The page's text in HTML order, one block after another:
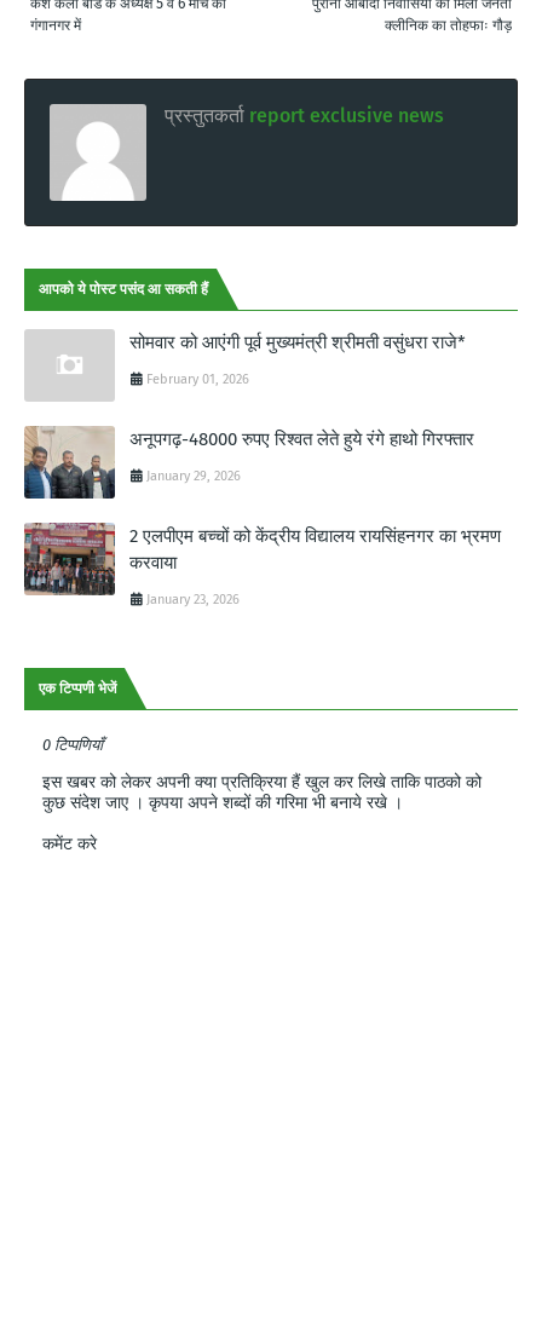
क्लीनिक का तोहफाः गौड़
गंगानगर में
प्रस्तुतकर्ता report exclusive news
आपको ये पोस्ट पसंद आ सकती हैं
सोमवार को आएंगी पूर्व मुख्यमंत्री श्रीमती वसुंधरा राजे*
February 01, 2026
अनूपगढ़-48000 रुपए रिश्वत लेते हुये रंगे हाथो गिरफ्तार
January 29, 2026
2 एलपीएम बच्चों को केंद्रीय विद्यालय रायसिंहनगर का भ्रमण
करवाया
January 23, 2026
एक टिप्पणी भेजें
0 टिप्पणियाँ
इस खबर को लेकर अपनी क्या प्रतिक्रिया हैं खुल कर लिखे ताकि पाठको को
कुछ संदेश जाए । कृपया अपने शब्दों की गरिमा भी बनाये रखे ।
कमेंट करे